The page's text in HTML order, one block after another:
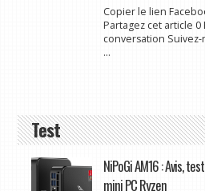
Copier le lien
Partagez cet article 0
conversation
...
Test
NiPoGi AM16 : Avis,
mini PC Ryzen